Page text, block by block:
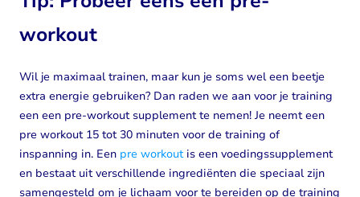
workout
Wil je maximaal trainen, maar kun je soms wel een beetje
extra energie gebruiken? Dan raden we aan voor je training
een een pre-workout supplement te nemen! Je neemt een
pre workout 15 tot 30 minuten voor de training of
inspanning in. Een pre workoutis een voedingssupplement
en bestaat uit verschillende ingrediënten die speciaal zijn
samengesteld om je lichaam voor te bereiden op de training